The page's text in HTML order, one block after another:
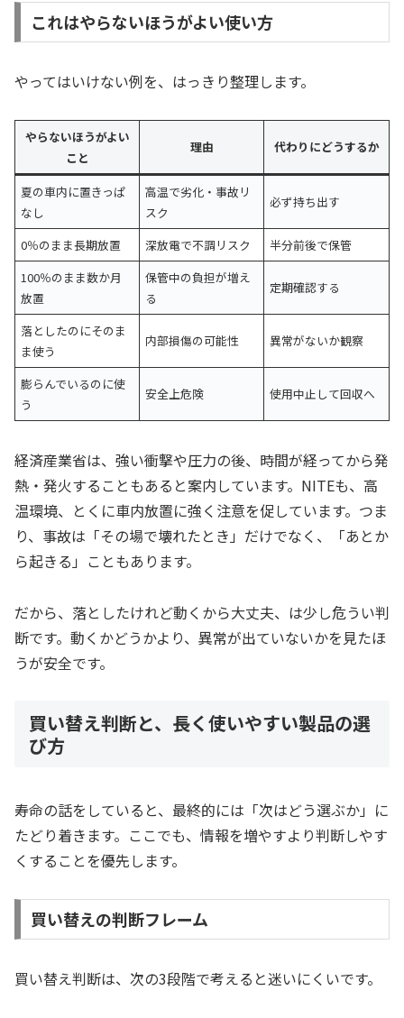
これはやらないほうがよい使い方
やってはいけない例を、はっきり整理します。
やらないほうがよい
こと
理由 代わりにどうするか
夏の車内に置きっぱ
なし
高温で劣化・事故リ
スク
必ず持ち出す
0％のまま長期放置 深放電で不調リスク
半分前後で保管
100％のまま数か月
放置
保管中の負担が増え
る
定期確認する
落としたのにそのま
ま使う
内部損傷の可能性 異常がないか観察
膨らんでいるのに使
う
安全上危険 使用中止して回収へ
経済産業省は、強い衝撃や圧力の後、時間が経ってから発
熱・発火することもあると案内しています。NITEも、高
温環境、とくに車内放置に強く注意を促しています。つま
り、事故は「その場で壊れたとき」だけでなく、「あとか
ら起きる」こともあります。
だから、落としたけれど動くから大丈夫、は少し危うい判
断です。動くかどうかより、異常が出ていないかを見たほ
うが安全です。
買い替え判断と、長く使いやすい製品の選
び方
寿命の話をしていると、最終的には「次はどう選ぶか」に
たどり着きます。ここでも、情報を増やすより判断しやす
くすることを優先します。
買い替えの判断フレーム
買い替え判断は、次の3段階で考えると迷いにくいです。